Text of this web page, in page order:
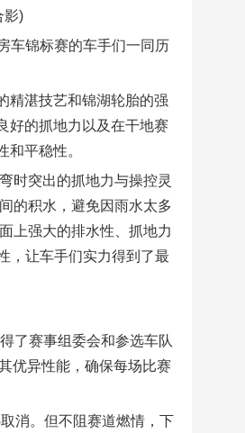
影)
车锦标赛的车手们一同历
精湛技艺和锦湖轮胎的强
好的抓地力以及在干地赛
平稳性。
时突出的抓地力与操控灵
的积水，避免因雨水太多
上强大的排水性、抓地力
，让车手们实力得到了最
了赛事组委会和参选车队
优异性能，确保每场比赛
消。但不阻赛道燃情，下